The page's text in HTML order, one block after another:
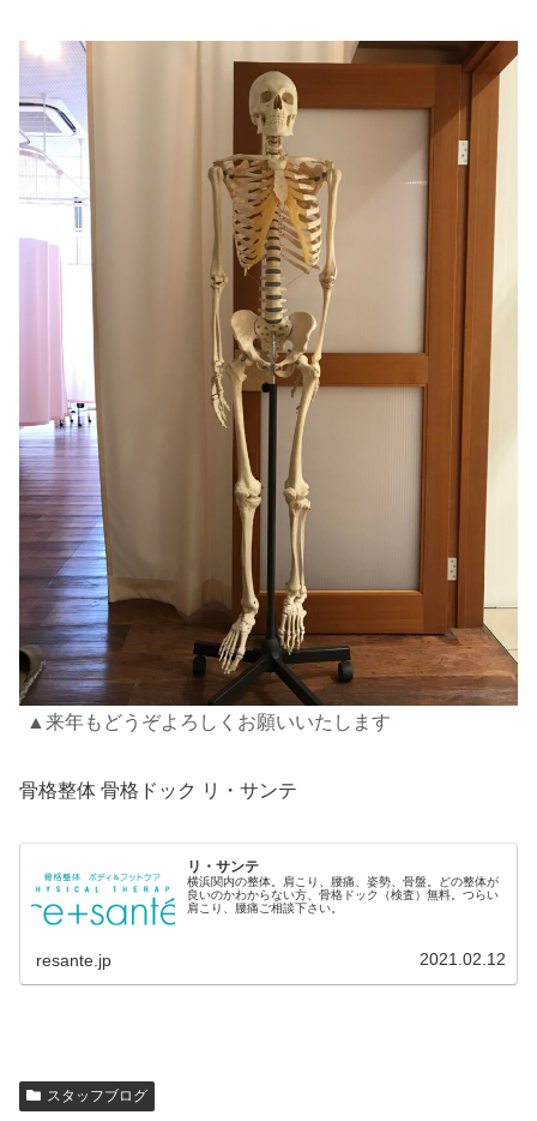
▲来年もどうぞよろしくお願いいたします
骨格整体 骨格ドック リ・サンテ
リ・サンテ
横浜関内の整体。肩こり、腰痛、姿勢、骨盤。どの整体が
良いのかわからない方、骨格ドック（検査）無料。つらい
肩こり、腰痛ご相談下さい。
resante.jp 2021.02.12
スタッフブログ